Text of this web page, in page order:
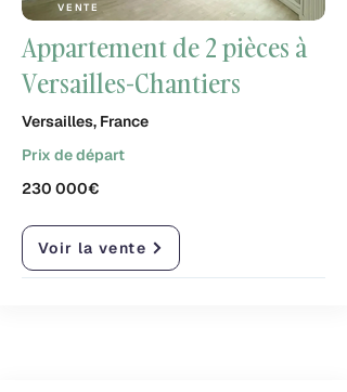
VENTE
Appartement de 2 pièces à
Versailles-Chantiers
Versailles, France
Prix de départ
230 000€
Voir la vente